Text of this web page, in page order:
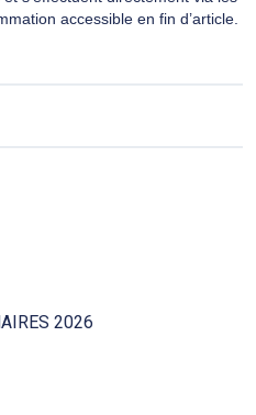
accessible en fin d’article.
2026